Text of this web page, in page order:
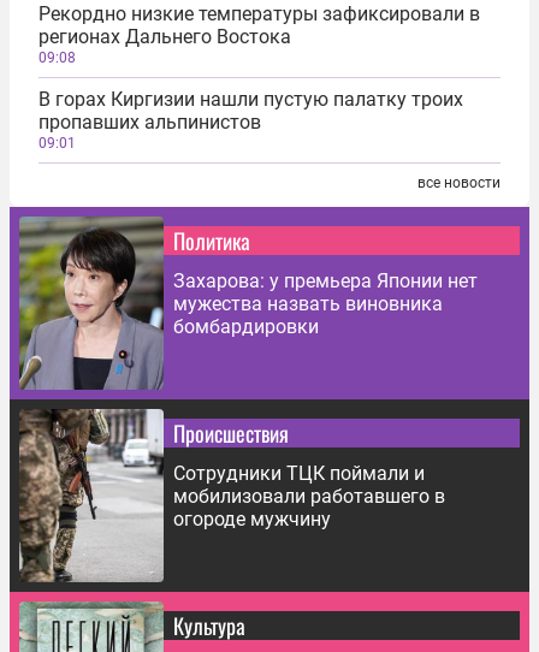
Рекордно низкие температуры зафиксировали в
регионах Дальнего Востока
09:08
В горах Киргизии нашли пустую палатку троих
пропавших альпинистов
09:01
все новости
Политика
Захарова: у премьера Японии нет
мужества назвать виновника
бомбардировки
Происшествия
Сотрудники ТЦК поймали и
мобилизовали работавшего в
огороде мужчину
Культура